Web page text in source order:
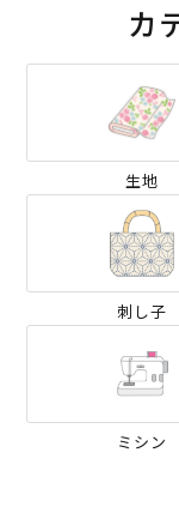
カ
生地
刺し子
ミシン